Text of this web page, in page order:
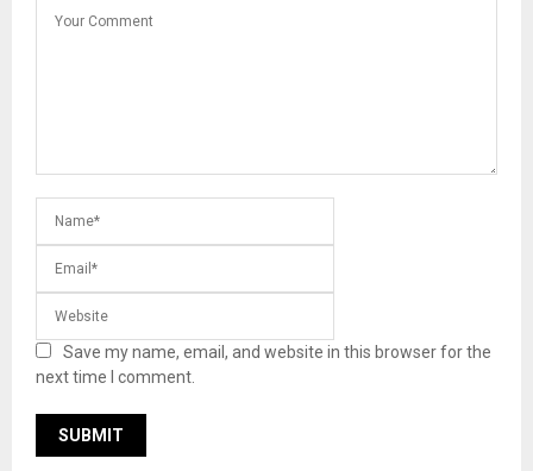
Save my name, email, and website in this browser for the
next time I comment.